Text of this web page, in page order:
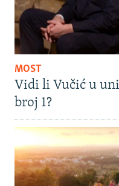
MOST
Vidi li Vučić u
broj 1?